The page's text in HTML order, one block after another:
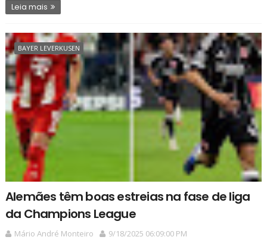
Leia mais
BAYER LEVERKUSEN
Alemães têm boas estreias na fase de liga
da Champions League
Mário André Monteiro
9/18/2025 06:09:00 PM